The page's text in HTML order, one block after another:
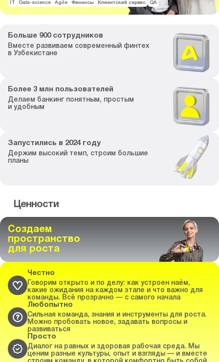
Data-science Agile Финансы Клиентский сервис QA
Больше 900сотрудников
Вместе развиваем современный финтех
в Узбекистане
Более 3 млн пользователей
Делаем банкинг понятным, простым
и удобным
Запустились в 2024году
Держим высокий темп, строим большие
планы
Ценности
Создаем
пространство
для роста
Честно
Говорим открыто и по делу: как устроен наём,
какие ожидания на каждом этапе и что важно для
команды. Всё прозрачно — с самого начала
Любопытно
Сильная команда, знания и инструменты для роста.
Можно пробовать новое, задавать вопросы и
развиваться
Просто
Диалог на равных и здоровая рабочая среда. Мы
ценим разные культуры, опыт и взгляды — и вместе